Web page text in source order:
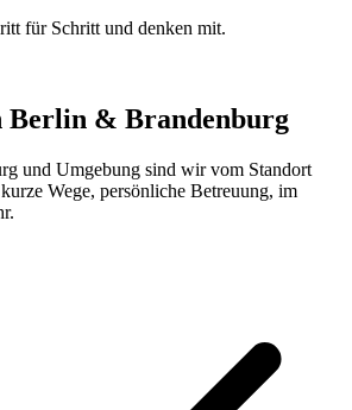
für Schritt und denken mit.
& Brandenburg
und Umgebung sind wir vom Standort
Wege, persönliche Betreuung, im